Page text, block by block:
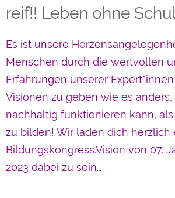
reif!! Leben ohne
Es ist unsere
Menschen durch die wertvollen
Erfahrungen unserer
Visionen zu geben wie es
nachhaltig funktionieren kann,
zu bilden! Wir laden dich herzlich
Bildungskongress.Vision von 07.
2023 dabei zu sein…